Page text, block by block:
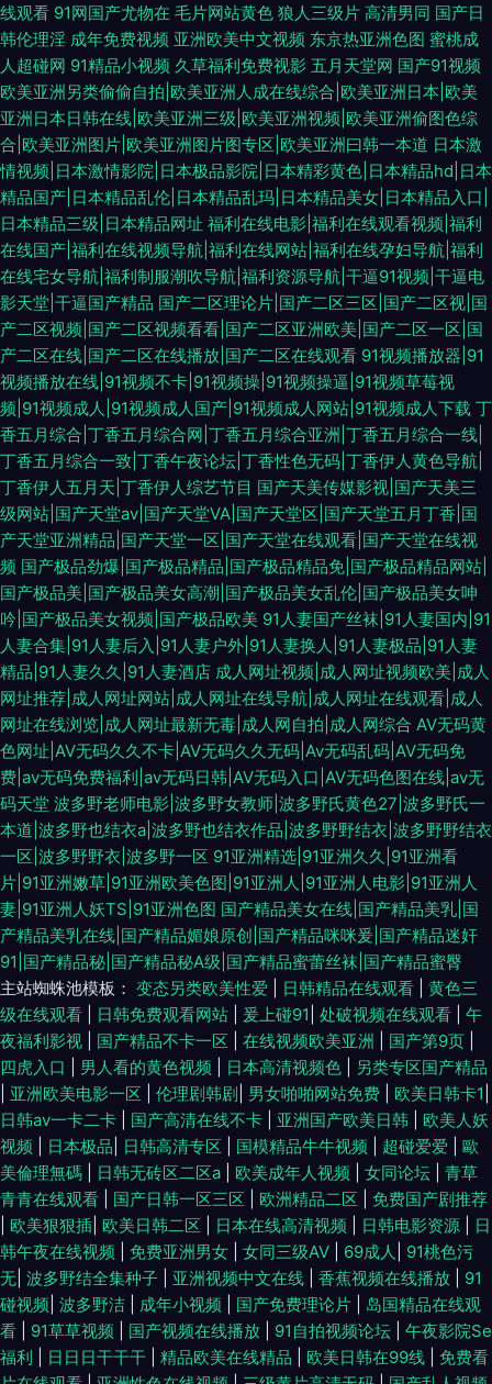
线观看 91网国产尤物在 毛片网站黄色 狼人三级片 高清男同 国产日
韩伦理淫 成年免费视频 亚洲欧美中文视频 东京热亚洲色图 蜜桃成
人超碰网 91精品小视频 久草福利免费视影 五月天堂网 国产91视频
欧美亚洲另类偷偷自拍|欧美亚洲人成在线综合|欧美亚洲日本|欧美
亚洲日本日韩在线|欧美亚洲三级|欧美亚洲视频|欧美亚洲偷图色综
合|欧美亚洲图片|欧美亚洲图片图专区|欧美亚洲曰韩一本道 日本激
情视频|日本激情影院|日本极品影院|日本精彩黄色|日本精品hd|日本
精品国产|日本精品乱伦|日本精品乱玛|日本精品美女|日本精品入口|
日本精品三级|日本精品网址 福利在线电影|福利在线观看视频|福利
在线国产|福利在线视频导航|福利在线网站|福利在线孕妇导航|福利
在线宅女导航|福利制服潮吹导航|福利资源导航|干逼91视频|干逼电
影天堂|干逼国产精品 国产二区理论片|国产二区三区|国产二区视|国
产二区视频|国产二区视频看看|国产二区亚洲欧美|国产二区一区|国
产二区在线|国产二区在线播放|国产二区在线观看 91视频播放器|91
视频播放在线|91视频不卡|91视频操|91视频操逼|91视频草莓视
频|91视频成人|91视频成人国产|91视频成人网站|91视频成人下载 丁
香五月综合|丁香五月综合网|丁香五月综合亚洲|丁香五月综合一线|
丁香五月综合一致|丁香午夜论坛|丁香性色无码|丁香伊人黄色导航|
丁香伊人五月天|丁香伊人综艺节目 国产天美传媒影视|国产天美三
级网站|国产天堂av|国产天堂VA|国产天堂区|国产天堂五月丁香|国
产天堂亚洲精品|国产天堂一区|国产天堂在线观看|国产天堂在线视
频 国产极品劲爆|国产极品精品|国产极品精品免|国产极品精品网站|
国产极品美|国产极品美女高潮|国产极品美女乱伦|国产极品美女呻
吟|国产极品美女视频|国产极品欧美 91人妻国产丝袜|91人妻国内|91
人妻合集|91人妻后入|91人妻户外|91人妻换人|91人妻极品|91人妻
精品|91人妻久久|91人妻酒店 成人网址视频|成人网址视频欧美|成人
网址推荐|成人网址网站|成人网址在线导航|成人网址在线观看|成人
网址在线浏览|成人网址最新无毒|成人网自拍|成人网综合 AV无码黄
色网址|AV无码久久不卡|AV无码久久无码|Av无码乱码|AV无码免
费|av无码免费福利|av无码日韩|AV无码入口|AV无码色图在线|av无
码天堂 波多野老师电影|波多野女教师|波多野氏黄色27|波多野氏一
本道|波多野也结衣a|波多野也结衣作品|波多野野结衣|波多野野结衣
一区|波多野野衣|波多野一区 91亚洲精选|91亚洲久久|91亚洲看
片|91亚洲嫩草|91亚洲欧美色图|91亚洲人|91亚洲人电影|91亚洲人
妻|91亚洲人妖TS|91亚洲色图 国产精品美女在线|国产精品美乳|国
产精品美乳在线|国产精品媚娘原创|国产精品咪咪爰|国产精品迷奸
91|国产精品秘|国产精品秘A级|国产精品蜜蕾丝袜|国产精品蜜臀
主站蜘蛛池模板： 变态另类欧美性爱 日韩精品在线观看
黄色三
级在线观看
日韩免费观看网站 爰上碰91 处破视频在线观看
午
夜福利影视
国产精品不卡一区 在线视频欧美亚洲 国产第9页
四虎入口
男人看的黄色视频 日本高清视频色
另类专区国产精品
亚洲欧美电影一区 伦理剧韩剧 男女啪啪网站免费 欧美日韩卡1
日韩av一卡二卡
国产高清在线不卡 亚洲国产欧美日韩
欧美人妖
视频
日本极品 日韩高清专区 国模精品牛牛视频 超碰爱爱
歐
美倫理無碼
日韩无砖区二区a 欧美成年人视频 女同论坛
青草
青青在线观看
国产日韩一区三区 欧洲精品二区
免费国产剧推荐
欧美狠狠插 欧美日韩二区 日本在线高清视频 日韩电影资源
日
韩午夜在线视频
免费亚洲男女 女同三级AV 69成人
91桃色污
无 波多野结全集种子 亚洲视频中文在线 香蕉视频在线播放
91
碰视频 波多野洁 成年小视频 国产免费理论片
岛国精品在线观
看
91草草视频 国产视频在线播放 91自拍视频论坛
午夜影院Se
福利
日日日干干干 精品欧美在线精品 欧美日韩在99线
免费看